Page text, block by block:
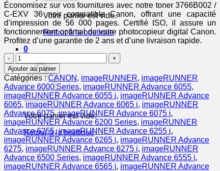
Votre panier est vide.
Retour à la boutique
0
Votre panier est vide.
Retour à la boutique
Économisez sur vos fournitures avec notre toner 3766B002 /
C-EXV 36 noir compatible Canon, offrant une capacité
d’impression de 56 000 pages. Certifié ISO, il assure un
fonctionnement optimal de votre photocopieur digital Canon.
Profitez d’une garantie de 2 ans et d’une livraison rapide.
quantité
de
3766B002
/
C-
EXV
36
-
toner
compatible
Canon
-
noir
Ajouter au panier
Catégories :CANON , imageRUNNER, imageRUNNER
Advance 6000 Series, imageRUNNER Advance 6055,
imageRUNNER Advance 6055 i, imageRUNNER Advance
6065,imageRUNNER Advance 6065 i, imageRUNNER
Advance 6075,imageRUNNER Advance 6075 i,
imageRUNNER Advance 6200 Series, imageRUNNER
Advance 6255,imageRUNNER Advance 6255 i,
imageRUNNER Advance 6265 i, imageRUNNER Advance
6275, imageRUNNER Advance 6275 i, imageRUNNER
Advance 6500 Series, imageRUNNER Advance 6555 i,
imageRUNNER Advance 6565 i, imageRUNNER Advance